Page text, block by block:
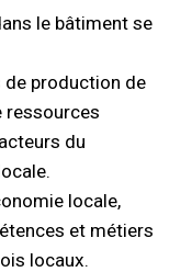
le bâtiment se
de production de
ressources
du
locale,
et métiers
locaux.